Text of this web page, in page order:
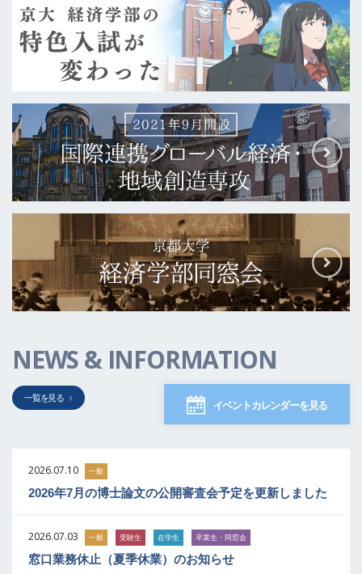
NEWS & INFORMATION
一覧を見る イベントカレンダーを見る
2026.07.10 一般
2026年7月の博士論文の公開審査会予定を更新しました
2026.07.03 一般 受験生 在学生 卒業生・同窓会
窓口業務休止（夏季休業）のお知らせ